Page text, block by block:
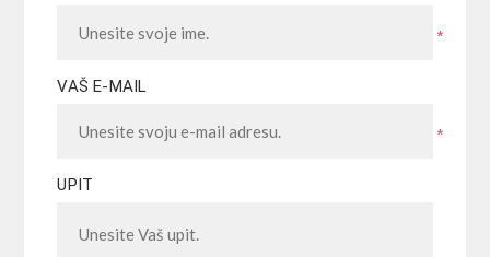
*
VAŠ E-MAIL
*
UPIT